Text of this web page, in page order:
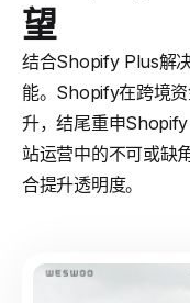
望
结合Shopify Plus解
能。Shopify在跨境
升，结尾重申
站运营中的不可或缺
合提升透明度。